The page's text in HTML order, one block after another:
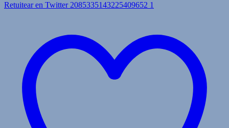
Retuitear en Twitter 2085335143225409652 1